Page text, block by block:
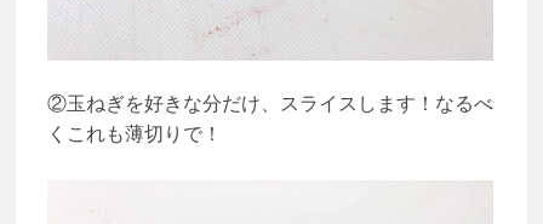
②玉ねぎを好きな分だけ、スライスします！なるべ
くこれも薄切りで！